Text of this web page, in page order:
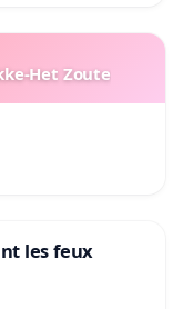
Het Zoute
les feux